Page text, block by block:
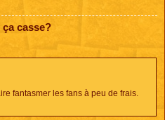
casse?
fantasmer les fans à peu de frais.